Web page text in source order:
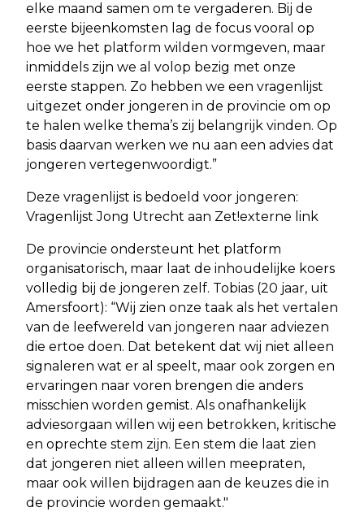
elke maand samen om te vergaderen. Bij de
eerste bijeenkomsten lag de focus vooral op
hoe we het platform wilden vormgeven, maar
inmiddels zijn we al volop bezig met onze
eerste stappen. Zo hebben we een vragenlijst
uitgezet onder jongeren in de provincie om op
te halen welke thema’s zij belangrijk vinden. Op
basis daarvan werken we nu aan een advies dat
jongeren vertegenwoordigt.”
Deze vragenlijst is bedoeld voor jongeren:
Vragenlijst Jong Utrecht aan Zet!externe link
De provincie ondersteunt het platform
organisatorisch, maar laat de inhoudelijke koers
volledig bij de jongeren zelf. Tobias (20 jaar, uit
Amersfoort): “Wij zien onze taak als het vertalen
van de leefwereld van jongeren naar adviezen
die ertoe doen. Dat betekent dat wij niet alleen
signaleren wat er al speelt, maar ook zorgen en
ervaringen naar voren brengen die anders
misschien worden gemist. Als onafhankelijk
adviesorgaan willen wij een betrokken, kritische
en oprechte stem zijn. Een stem die laat zien
dat jongeren niet alleen willen meepraten,
maar ook willen bijdragen aan de keuzes die in
de provincie worden gemaakt."